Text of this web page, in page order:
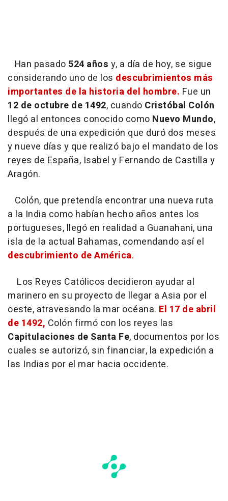
Han pasado 524 años y, a día de hoy, se sigue
considerando uno de los descubrimientos más
importantes de la historia del hombre. Fue un
12 de octubre de 1492, cuando Cristóbal Colón
llegó al entonces conocido como Nuevo Mundo,
después de una expedición que duró dos meses
y nueve días y que realizó bajo el mandato de los
reyes de España, Isabel y Fernando de Castilla y
Aragón.
Colón, que pretendía encontrar una nueva ruta
a la India como habían hecho años antes los
portugueses, llegó en realidad a Guanahani, una
isla de la actual Bahamas, comendando así el
descubrimiento de América.
Los Reyes Católicos decidieron ayudar al
marinero en su proyecto de llegar a Asia por el
oeste, atravesando la mar océana. El 17 de abril
de 1492, Colón firmó con los reyes las
Capitulaciones de Santa Fe, documentos por los
cuales se autorizó, sin financiar, la expedición a
las Indias por el mar hacia occidente.